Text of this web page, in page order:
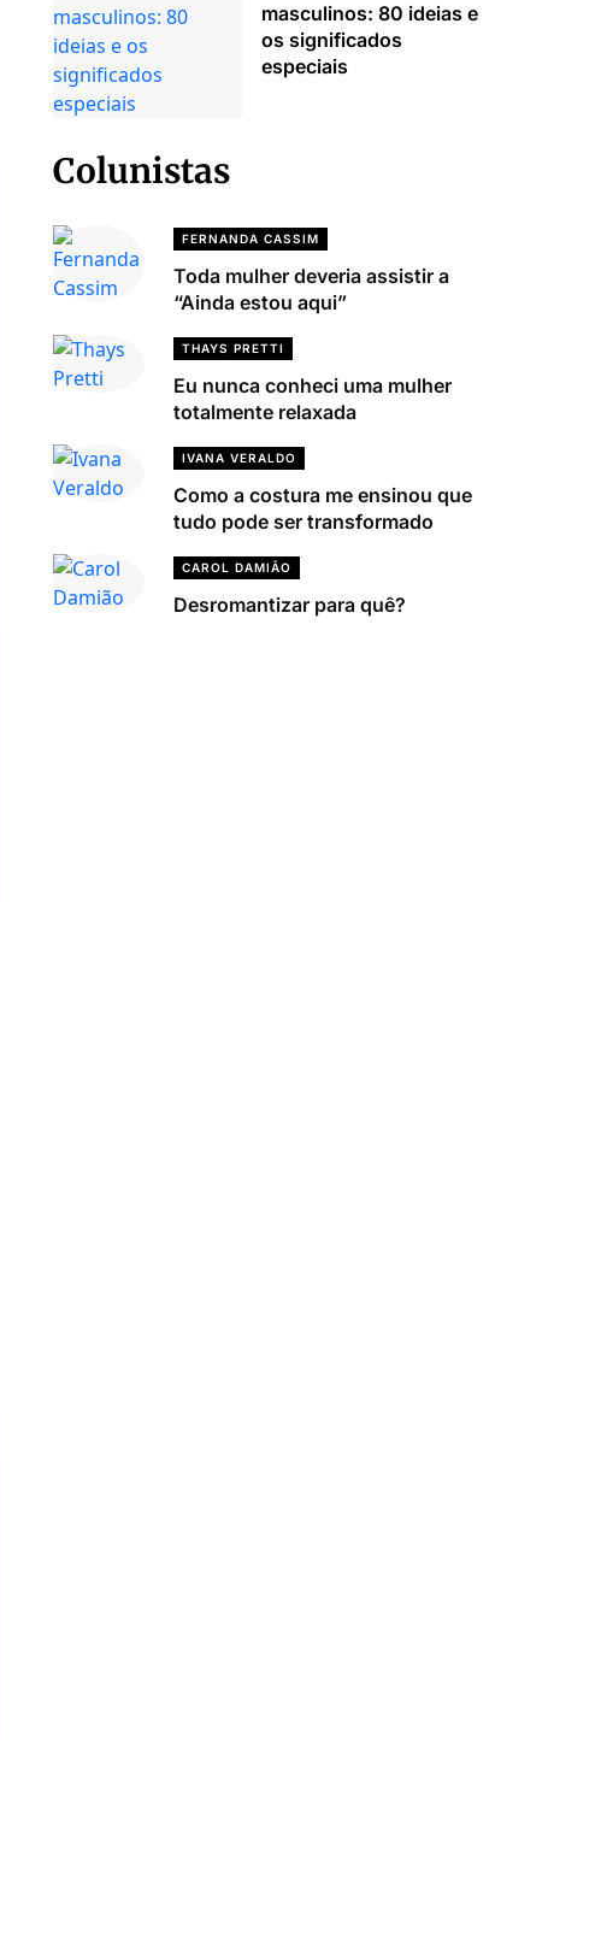
masculinos: 80 ideias e
os significados
especiais
Colunistas
FERNANDA CASSIM
Toda mulher deveria assistir a
“Ainda estou aqui”
THAYS PRETTI
Eu nunca conheci uma mulher
totalmente relaxada
IVANA VERALDO
Como a costura me ensinou que
tudo pode ser transformado
CAROL DAMIÃO
Desromantizar para quê?